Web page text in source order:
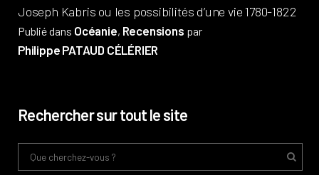
Joseph Kabris ou les possibilités d’une vie 1780-1822
Publié dans Océanie, Recensions par
Philippe PATAUD CÉLÉRIER
Rechercher sur tout le site